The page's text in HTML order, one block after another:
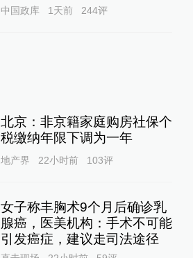
中国政库 1天前 244评
北京：非京籍家庭购房社保个
税缴纳年限下调为一年
地产界 22小时前 103评
女子称丰胸术9个月后确诊乳
腺癌，医美机构：手术不可能
引发癌症，建议走司法途径